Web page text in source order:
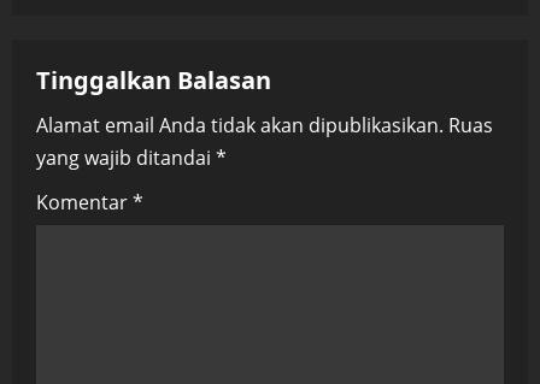
v
i
g
a
Tinggalkan Balasan
Alamat email Anda tidak akan dipublikasikan. Ruas
yang wajib ditandai *
Komentar*